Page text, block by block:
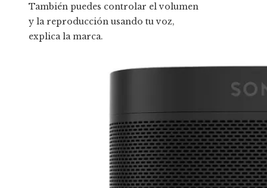
También puedes controlar el volumen
y la reproducción usando tu voz,
explica la marca.